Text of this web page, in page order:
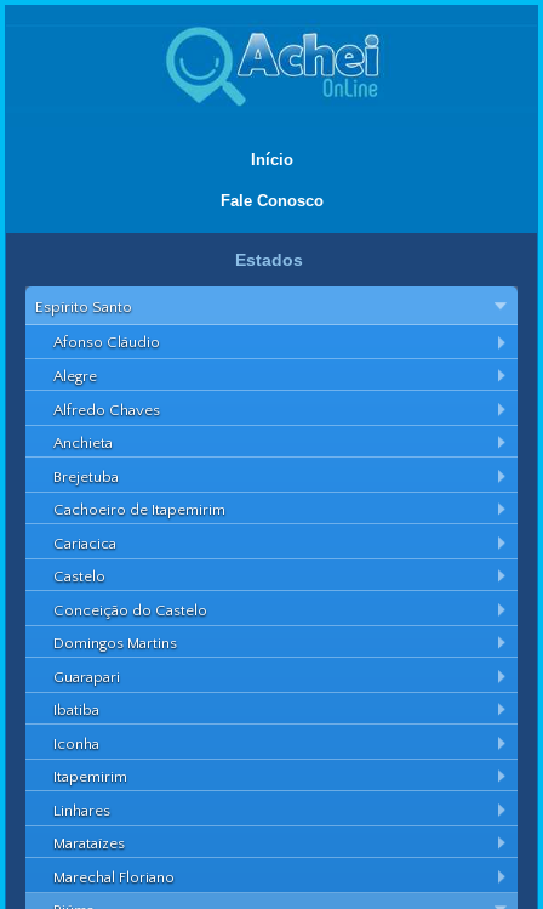
Início
Fale Conosco
Estados
Espírito Santo
Afonso Cláudio
Alegre
Alfredo Chaves
Anchieta
Brejetuba
Cachoeiro de Itapemirim
Cariacica
Castelo
Conceição do Castelo
Domingos Martins
Guarapari
Ibatiba
Iconha
Itapemirim
Linhares
Marataízes
Marechal Floriano